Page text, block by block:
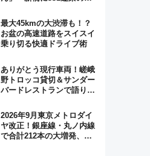
オムライス専門店「肉とた
まご」新グルメ続々登場！
【2026年8月】
最大45kmの大渋滞も！？
お盆の高速道路をスイスイ
乗り切る快適ドライブ術
ありがとう現行車両！嵯峨
野トロッコ貸切＆サンダー
バードレストランで語り合
原トシヒロと行く！9月13
日「京都の鉄道満喫ツア
ー」開催
2026年9月東京メトロダイ
ヤ改正！銀座線・丸ノ内線
で合計212本の大増発、混